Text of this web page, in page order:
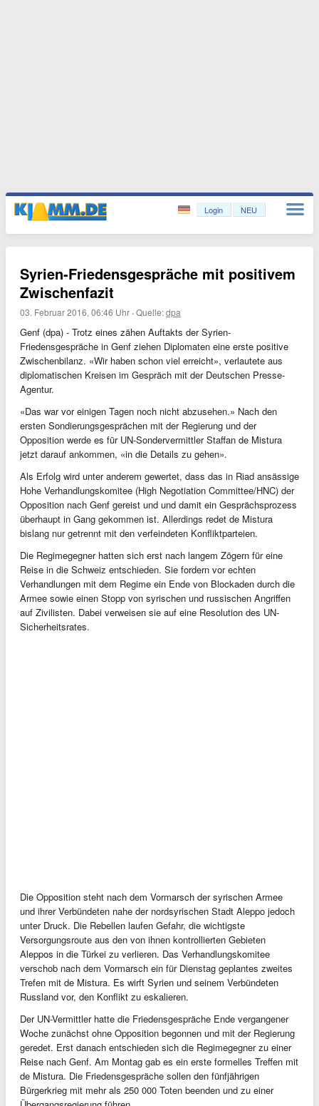
Login NEU
Syrien-Friedensgespräche mit positivem
Zwischenfazit
03. Februar 2016, 06:46 Uhr ·Quelle:dpa
Genf (dpa) - Trotz eines zähen Auftakts der Syrien-
Friedensgespräche in Genf ziehen Diplomaten eine erste positive
Zwischenbilanz. «Wir haben schon viel erreicht», verlautete aus
diplomatischen Kreisen im Gespräch mit der Deutschen Presse-
Agentur.
«Das war vor einigen Tagen noch nicht abzusehen.» Nach den
ersten Sondierungsgesprächen mit der Regierung und der
Opposition werde es für UN-Sondervermittler Staffan de Mistura
jetzt darauf ankommen, «in die Details zu gehen».
Als Erfolg wird unter anderem gewertet, dass das in Riad ansässige
Hohe Verhandlungskomitee (High Negotiation Committee/HNC) der
Opposition nach Genf gereist und und damit ein Gesprächsprozess
überhaupt in Gang gekommen ist. Allerdings redet de Mistura
bislang nur getrennt mit den verfeindeten Konfliktparteien.
Die Regimegegner hatten sich erst nach langem Zögern für eine
Reise in die Schweiz entschieden. Sie fordern vor echten
Verhandlungen mit dem Regime ein Ende von Blockaden durch die
Armee sowie einen Stopp von syrischen und russischen Angriffen
auf Zivilisten. Dabei verweisen sie auf eine Resolution des UN-
Sicherheitsrates.
Die Opposition steht nach dem Vormarsch der syrischen Armee
und ihrer Verbündeten nahe der nordsyrischen Stadt Aleppo jedoch
unter Druck. Die Rebellen laufen Gefahr, die wichtigste
Versorgungsroute aus den von ihnen kontrollierten Gebieten
Aleppos in die Türkei zu verlieren. Das Verhandlungskomitee
verschob nach dem Vormarsch ein für Dienstag geplantes zweites
Trefen mit de Mistura. Es wirft Syrien und seinem Verbündeten
Russland vor, den Konflikt zu eskalieren.
Der UN-Vermittler hatte die Friedensgespräche Ende vergangener
Woche zunächst ohne Opposition begonnen und mit der Regierung
geredet. Erst danach entschieden sich die Regimegegner zu einer
Reise nach Genf. Am Montag gab es ein erste formelles Treffen mit
de Mistura. Die Friedensgespräche sollen den fünfjährigen
Bürgerkrieg mit mehr als 250 000 Toten beenden und zu einer